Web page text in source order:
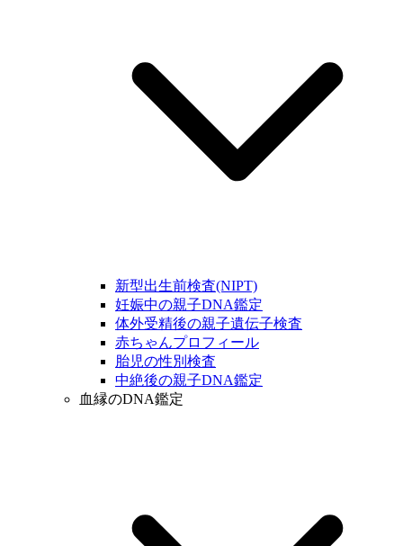
新型出生前検査(NIPT)
妊娠中の親子DNA鑑定
体外受精後の親子遺伝子検査
赤ちゃんプロフィール
胎児の性別検査
中絶後の親子DNA鑑定
血縁のDNA鑑定